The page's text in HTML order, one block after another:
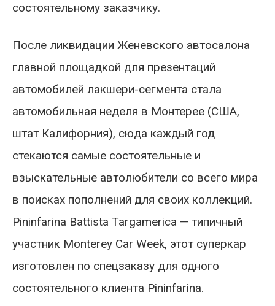
состоятельному заказчику.
После ликвидации Женевского автосалона
главной площадкой для презентаций
автомобилей лакшери-сегмента стала
автомобильная неделя в Монтерее (США,
штат Калифорния), сюда каждый год
стекаются самые состоятельные и
взыскательные автолюбители со всего мира
в поисках пополнений для своих коллекций.
Pininfarina Battista Targamerica — типичный
участник Monterey Car Week, этот суперкар
изготовлен по спецзаказу для одного
состоятельного клиента Pininfarina.